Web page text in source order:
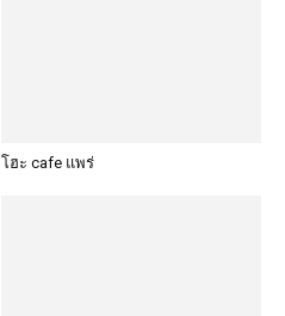
โฮะ cafe แพร่